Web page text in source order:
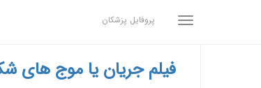
پروفایل پزشکان
فیلم جریان یا موج های